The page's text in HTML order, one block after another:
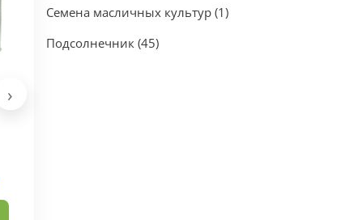
›
Семена масличных культур (1)
Подсолнечник (45)